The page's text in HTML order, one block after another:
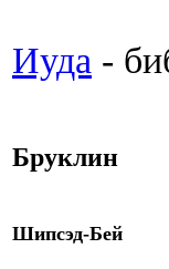
Иуда -
Бруклин
Шипсэд-Бей